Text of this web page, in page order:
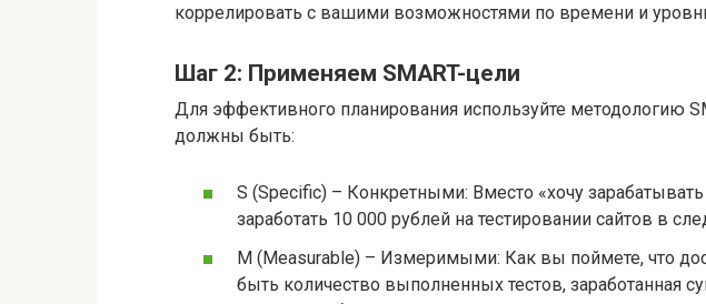
коррелировать с вашими возможностями по времени и
Шаг 2: Применяем SMART-цели
Для эффективного планирования используйте методологию
должны быть:
S (Specific) – Конкретными: Вместо «хочу зарабатывать
заработать 10 000 рублей на тестировании сайтов в
M (Measurable) – Измеримыми: Как вы поймете, что
быть количество выполненных тестов, заработанная